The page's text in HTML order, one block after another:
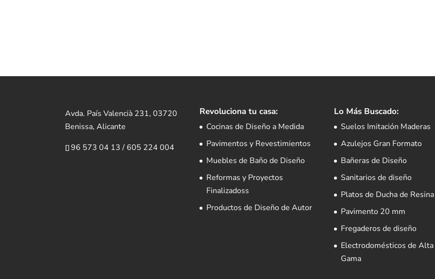
Avda. País Valencià 231, 03720
Benissa, Alicante
96 573 04 13/ 605 224 004
Revoluciona tu casa:
Cocinas de Diseño a Medida
Pavimentos y Revestimientos
Muebles de Baño de Diseño
Reformas y Proyectos
Finalizadoss
Productos de Diseño de Autor
Lo Más Buscado:
Suelos Imitación Maderas
Azulejos Gran Formato
Bañeras de Diseño
Sanitarios de diseño
Platos de Ducha de Resina
Pavimento 20 mm
Fregaderos de diseño
Electrodomésticos de Alta
Gama